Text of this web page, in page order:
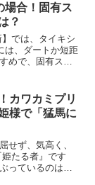
場合！固有ス
？
では、タイキシ
は、ダートか短距
めで、固有スキ
ついても見てい
カワカミプリ
様で「猛馬に
せず、気高く、
たる者』です
っているのはカ